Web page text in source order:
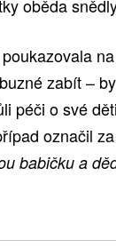
oběda
zabít –
péči o své
označil
babičku a